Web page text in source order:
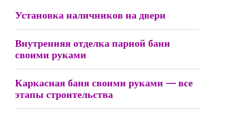
Установка наличников на двери
Внутренняя отделка парной бани
своими руками
Каркасная баня своими руками — все
этапы строительства